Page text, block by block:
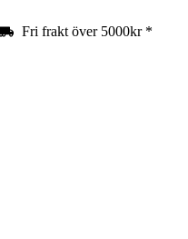
Fri frakt över 5000kr *